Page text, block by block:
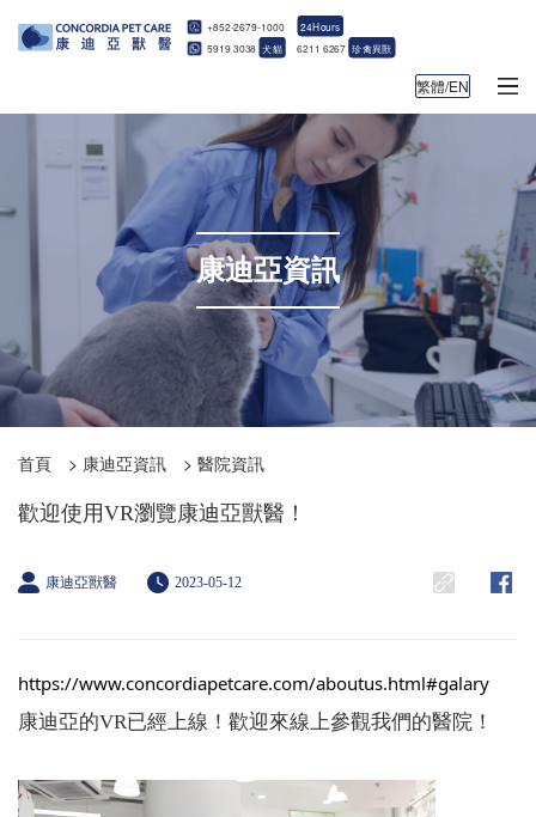
+852-2679-1000 24Hours
5919 3038 犬貓 6211 6267 珍禽異獸
繁體/EN
康迪亞資訊
首頁 > 康迪亞資訊 > 醫院資訊
歡迎使用VR瀏覽康迪亞獸醫！
康迪亞獸醫 2023-05-12
https://www.concordiapetcare.com/aboutus.html#galary
康迪亞的VR已經上線！歡迎來線上參觀我們的醫院！